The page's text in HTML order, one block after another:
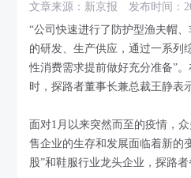
文章来源：新京报
发布时间：
“公司快速进行了防护型渔夫帽
的研发、生产供应，通过一系列
性消费需求提前做好充分准备”
时，探路者董事长兼总裁王静表
面对1月以来突然而至的疫情，
售企业的生存和发展面临着新的
股”和鞋服行业龙头企业，探路者